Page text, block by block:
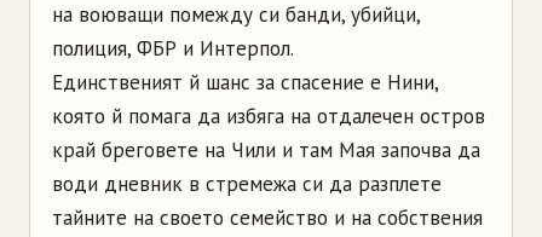
на воюващи помежду си банди, убийци,
полиция, ФБР и Интерпол.
Единственият й шанс за спасение е Нини,
която й помага да избяга на отдалечен остров
край бреговете на Чили и там Мая започва да
води дневник в стремежа си да разплете
тайните на своето семейство и на собствения